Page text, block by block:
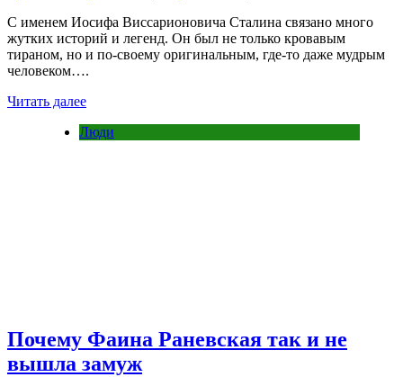
С именем Иосифа Виссарионовича Сталина связано много
жутких историй и легенд. Он был не только кровавым
тираном, но и по-своему оригинальным, где-то даже мудрым
человеком….
Читать далее
Люди
Почему Фаина Раневская так и не
вышла замуж